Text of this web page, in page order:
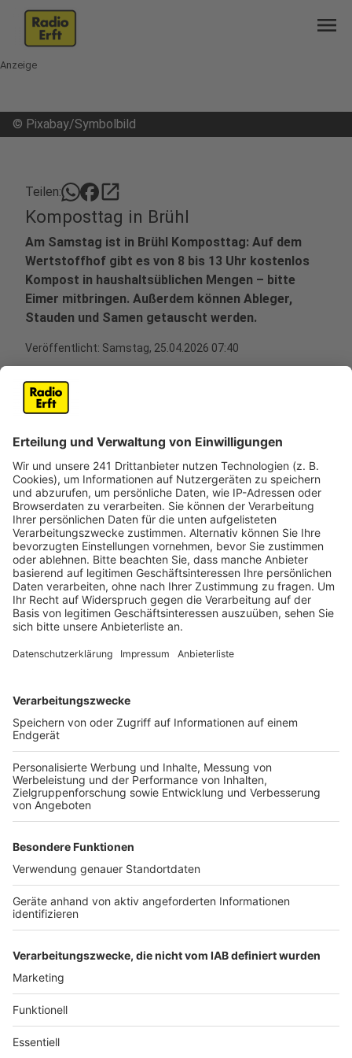
menu
Anzeige
© Pixabay/Symbolbild
Teilen: open_in_new
Komposttag in Brühl
Am Samstag ist in Brühl Komposttag: Auf dem
Wertstoffhof gibt es von 8 bis 13 Uhr kostenlos
Kompost in haushaltsüblichen Mengen – bitte
Eimer mitbringen. Außerdem können Ableger,
Stauden und Samen getauscht werden.
Veröffentlicht: Samstag, 25.04.2026 07:40
Anzeige
Pflanzenbörse und kostenloser Kompost
Anzeige
In Brühl ist am Samstag Komposttag. Auf dem
Wertstoffhof wird von 8 – 13 Uhr Kompost kostenlos
und in haushaltsüblichen Mengen abgegeben. Bitte
Eimer mitbringen.
Neben Kompost gibts auch wieder eine
Pflanzentauschbörse. Egal ob Ableger, Stauden,
untereinander getauscht werden.
Anzeige
Weitere Themen von Rhein und Erft
Verschenke-Flohmarkt in Brühl-Ost
Haftbefehl nach mutmaßlichem Tötungsdelikt in
Frechen
Gymnasium in Lechenich: Acht Kinder gehen leer
aus
Anzeige